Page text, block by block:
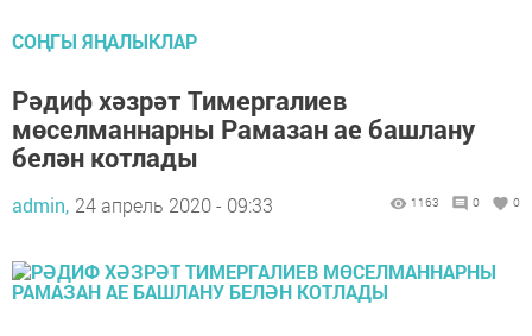
СОҢГЫ ЯҢАЛЫКЛАР
Рәдиф хәзрәт Тимергалиев
мөселманнарны Рамазан ае башлану
белән котлады
admin, 24 апрель 2020 - 09:33 1163 0 0